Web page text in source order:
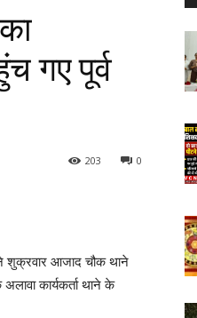
गए पूर्व
0
203
ने शुक्रवार आजाद चौक थाने
कार्यकर्ता थाने के